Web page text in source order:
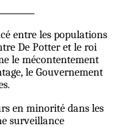
entre les populations
De Potter et le roi
le mécontentement
le Gouvernement
en minorité dans les
surveillance